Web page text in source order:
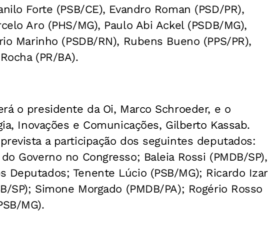
Forte (PSB/CE), Evandro Roman (PSD/PR),
Aro (PHS/MG), Paulo Abi Ackel (PSDB/MG),
Marinho (PSDB/RN), Rubens Bueno (PPS/PR),
(PR/BA).
o presidente da Oi, Marco Schroeder, e o
Inovações e Comunicações, Gilberto Kassab.
a participação dos seguintes deputados:
Governo no Congresso; Baleia Rossi (PMDB/SP),
Deputados; Tenente Lúcio (PSB/MG); Ricardo Izar
SP); Simone Morgado (PMDB/PA); Rogério Rosso
MG).